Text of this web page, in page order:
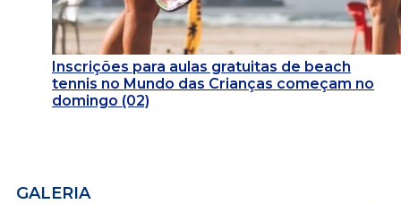
Inscrições para aulas gratuitas de beach
tennis no Mundo das Crianças começam no
domingo (02)
GALERIA